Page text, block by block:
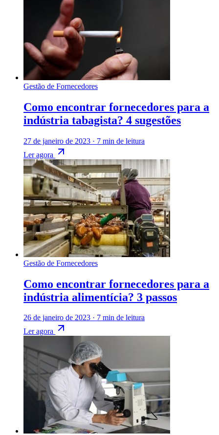
Gestão de Fornecedores
Como encontrar fornecedores para a
indústria tabagista? 4 sugestões
27 de janeiro de 2023 · 7 min de leitura
Ler agora
Gestão de Fornecedores
Como encontrar fornecedores para a
indústria alimentícia? 3 passos
26 de janeiro de 2023 · 7 min de leitura
Ler agora